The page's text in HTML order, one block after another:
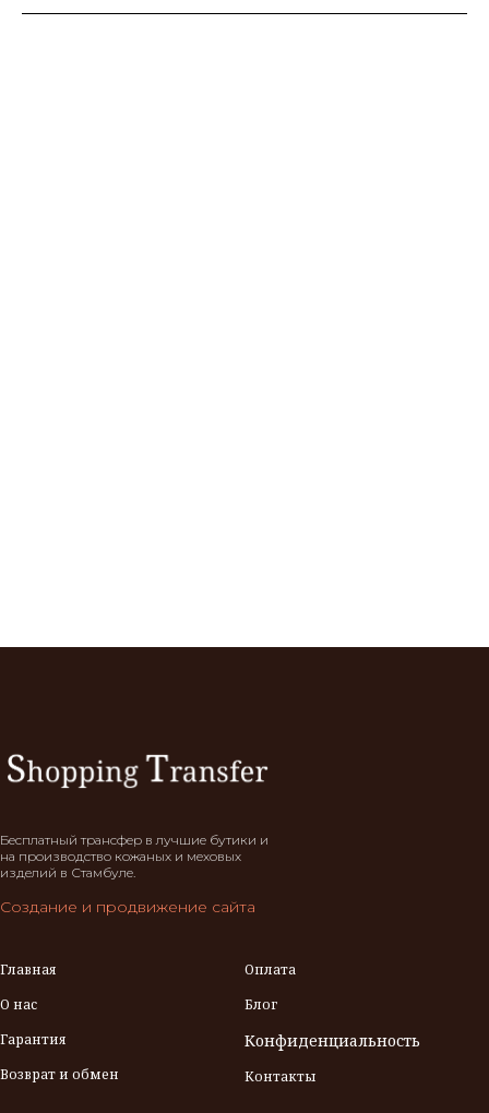
Бесплатный трансфер в лучшие бутики и
на производство кожаных и меховых
изделий в Стамбуле.
Создание и продвижение сайта
Главная
О нас
Гарантия
Возврат и обмен
Оплата
Блог
Конфиденциальность
Контакты